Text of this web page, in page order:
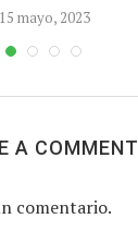
15 mayo, 2023
A COMMENT
comentario.